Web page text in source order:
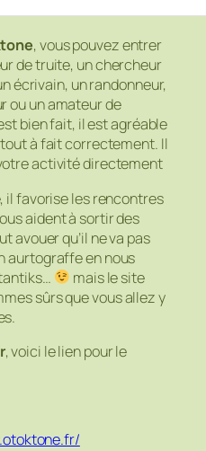
, vous pouvez entrer
de truite, un chercheur
écrivain, un randonneur,
ou un amateur de
bien fait, il est agréable
à fait correctement. Il
activité directement
il favorise les rencontres
aident à sortir des
avouer qu’il ne va pas
aurtograffe en nous
mais le site
sûrs que vous allez y
, voici le lien pour le